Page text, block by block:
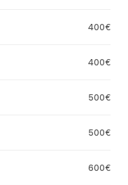
400€
400€
500€
500€
600€